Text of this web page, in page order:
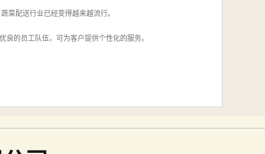
菜配送行业已经变得越来越流行。
的员工队伍，可为客户提供个性化的服务。